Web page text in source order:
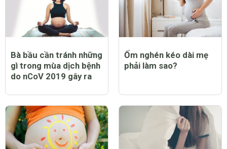
CHỦ ĐỀ NỔI BẬT
Bà bầu cần tránh những
gì trong mùa dịch bệnh
do nCoV 2019 gây ra
Ốm nghén kéo dài mẹ
phải làm sao?